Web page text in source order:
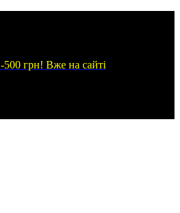
грн! Вже на сайті